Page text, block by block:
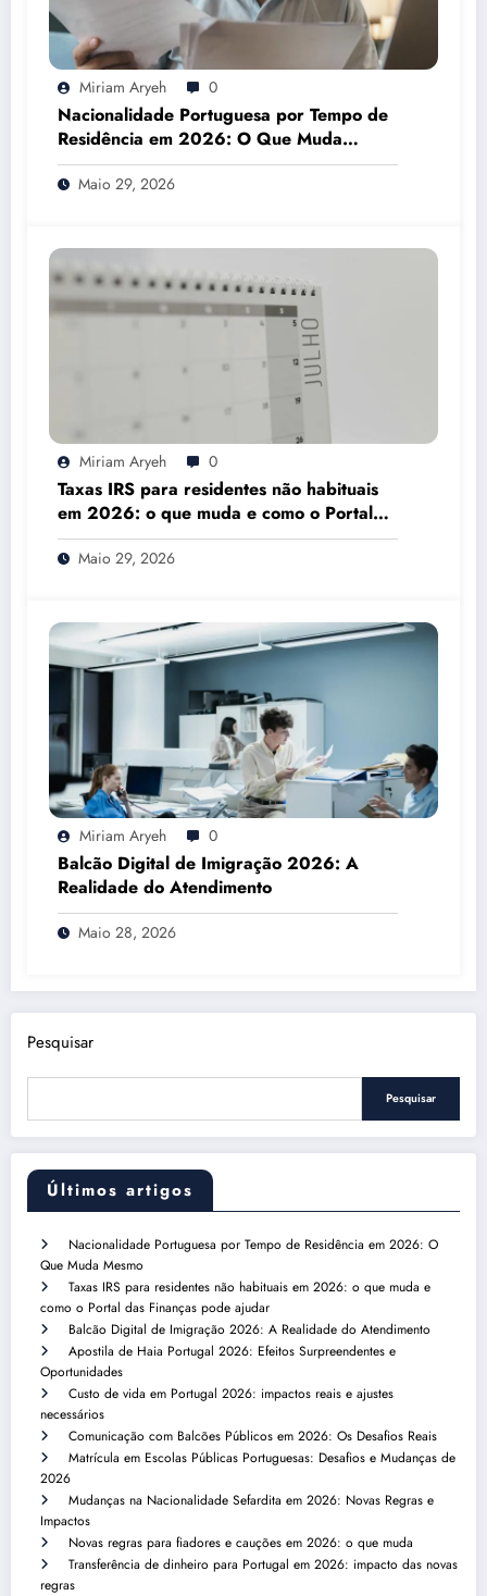
Miriam Aryeh 0
Nacionalidade Portuguesa por Tempo de
Residência em 2026: O Que Muda
Mesmo
Maio 29, 2026
Miriam Aryeh 0
Taxas IRS para residentes não habituais
em 2026: o que muda e como o Portal
das Finanças pode ajudar
Maio 29, 2026
Miriam Aryeh 0
Balcão Digital de Imigração 2026: A
Realidade do Atendimento
Maio 28, 2026
Pesquisar
Pesquisar
Últimos artigos
Nacionalidade Portuguesa por Tempo de Residência em 2026: O
Que Muda Mesmo
Taxas IRS para residentes não habituais em 2026: o que muda e
como o Portal das Finanças pode ajudar
Balcão Digital de Imigração 2026: A Realidade do Atendimento
Apostila de Haia Portugal 2026: Efeitos Surpreendentes e
Oportunidades
Custo de vida em Portugal 2026: impactos reais e ajustes
necessários
Comunicação com Balcões Públicos em 2026: Os Desafios Reais
Matrícula em Escolas Públicas Portuguesas: Desafios e Mudanças de
2026
Mudanças na Nacionalidade Sefardita em 2026: Novas Regras e
Impactos
Novas regras para fiadores e cauções em 2026: o que muda
Transferência de dinheiro para Portugal em 2026: impacto das novas
regras